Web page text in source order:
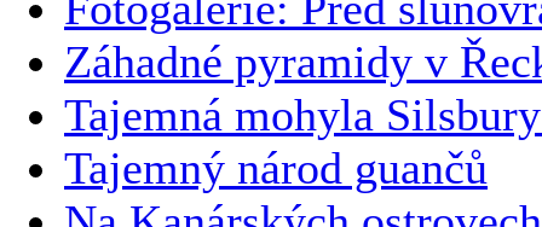
Záhadné pyramidy v
Tajemná mohyla
Tajemný národ guančů